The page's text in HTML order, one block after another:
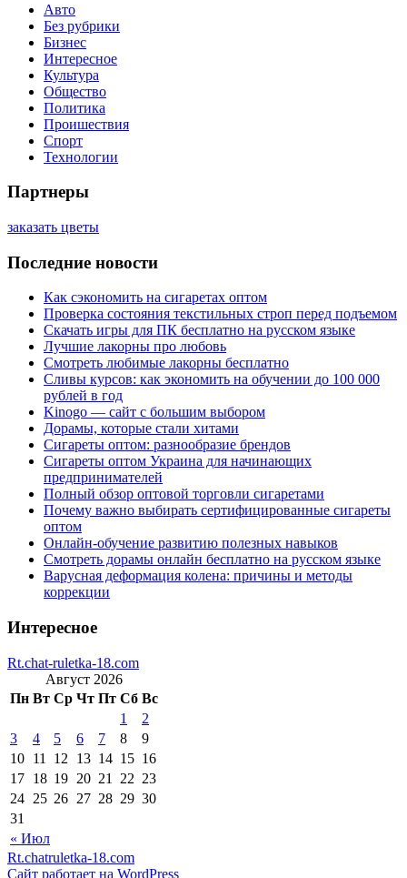
Авто
Без рубрики
Бизнес
Интересное
Культура
Общество
Политика
Проишествия
Спорт
Технологии
Партнеры
заказать цветы
Последние новости
Как сэкономить на сигаретах оптом
Проверка состояния текстильных строп перед подъемом
Скачать игры для ПК бесплатно на русском языке
Лучшие лакорны про любовь
Смотреть любимые лакорны бесплатно
Сливы курсов: как экономить на обучении до 100 000
рублей в год
Kinogo — сайт с большим выбором
Дорамы, которые стали хитами
Сигареты оптом: разнообразие брендов
Сигареты оптом Украина для начинающих
предпринимателей
Полный обзор оптовой торговли сигаретами
Почему важно выбирать сертифицированные сигареты
оптом
Онлайн-обучение развитию полезных навыков
Смотреть дорамы онлайн бесплатно на русском языке
Варусная деформация колена: причины и методы
коррекции
Интересное
Rt.chat-ruletka-18.com
Август 2026
Пн Вт Ср Чт Пт Сб Вс
« Июл
1
2
3
4 5 6 7 8
9
10 11 12 13 14 15 16
17 18 19 20 21 22 23
24 25 26 27 28 29 30
31
Rt.chatruletka-18.com
Сайт работает на WordPress